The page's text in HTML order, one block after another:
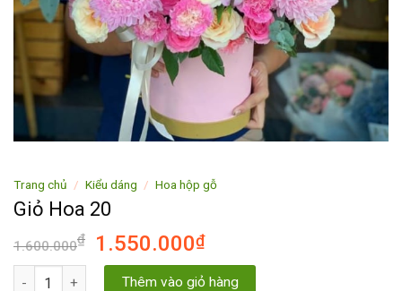
Trang chủ / Kiểu dáng / Hoa hộp gỗ
Giỏ Hoa 20
1.600.000₫ 1.550.000₫
Giỏ Hoa 20 số lượngThêm vào giỏ hàng